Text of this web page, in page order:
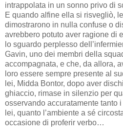
intrappolata in un sonno privo di
E quando alfine ella si risvegliò,
dimostrarono in nulla confuse o
avrebbero potuto aver ragione di
lo sguardo perplesso
Gavin, uno dei membri della
accompagnata, e che, da allora,
loro essere sempre presente al
lei, Midda Bontor, dopo aver
ghiaccio, rimase in silenzio per
osservando accuratamente tanto
lei, quanto l’ambiente a sé
occasione di proferir verbo…